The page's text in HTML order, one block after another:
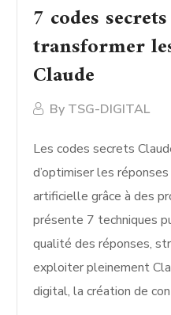
7 codes
transformer
Claude
By TSG-DIGITAL
Les codes secrets
d’optimiser les
artificielle grâce à des
présente 7 techniques
qualité des réponses,
exploiter pleinement
digital, la création de